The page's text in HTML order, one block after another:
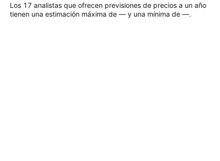
Los 17 analistas que ofrecen previsiones de precios a un año
tienen una estimación máxima de — y una mínima de —.